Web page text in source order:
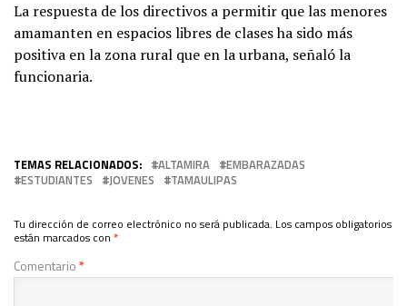
La respuesta de los directivos a permitir que las menores
amamanten en espacios libres de clases ha sido más
positiva en la zona rural que en la urbana, señaló la
funcionaria.
TEMAS RELACIONADOS: ALTAMIRA
EMBARAZADAS
ESTUDIANTES
JOVENES TAMAULIPAS
Tu dirección de correo electrónico no será publicada. Los campos obligatorios
están marcados con *
Comentario*